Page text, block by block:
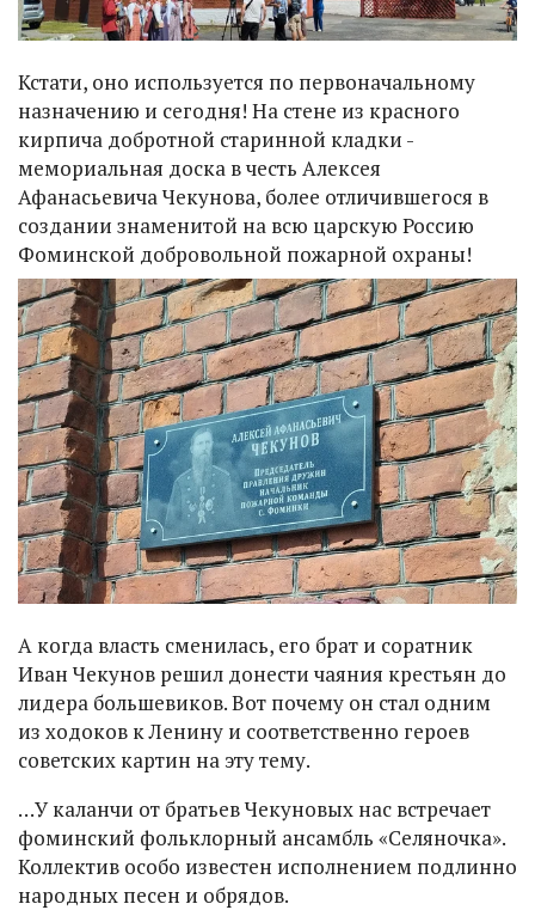
Кстати, оно используется по первоначальному
назначению и сегодня! На стене из красного
кирпича добротной старинной кладки -
мемориальная доска в честь Алексея
Афанасьевича Чекунова, более отличившегося в
создании знаменитой на всю царскую Россию
Фоминской добровольной пожарной охраны!
А когда власть сменилась, его брат и соратник
Иван Чекунов решил донести чаяния крестьян до
лидера большевиков. Вот почему он стал одним
из ходоков к Ленину и соответственно героев
советских картин на эту тему.
…У каланчи от братьев Чекуновых нас встречает
фоминский фольклорный ансамбль «Селяночка».
Коллектив особо известен исполнением подлинно
народных песен и обрядов.